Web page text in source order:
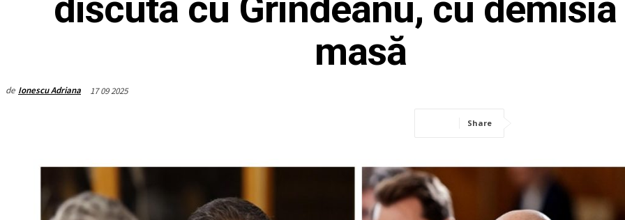
masă
de Ionescu Adriana 17 09 2025
Share